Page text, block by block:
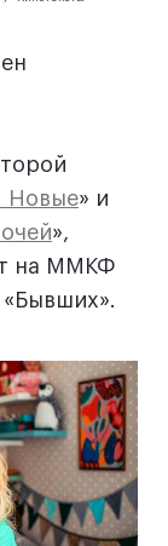
Новые» и
»,
на ММКФ